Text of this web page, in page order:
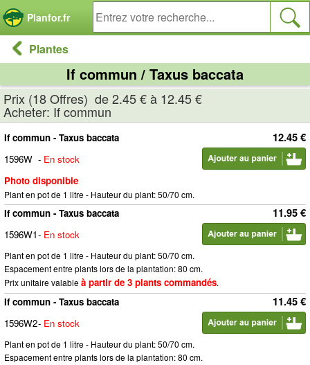
Planfor.fr
Plantes
If commun / Taxus baccata
Prix (18 Offres) de 2.45 € à 12.45 €
Acheter: If commun
12.45 €
If commun - Taxus baccata
1596W - En stock
Photo disponible
Plant en pot de 1 litre - Hauteur du plant: 50/70 cm.
11.95 €
If commun - Taxus baccata
1596W1- En stock
Plant en pot de 1 litre - Hauteur du plant: 50/70 cm.
Espacement entre plants lors de la plantation: 80 cm.
Prix unitaire valableà partir de 3 plants commandés.
11.45 €
If commun - Taxus baccata
1596W2- En stock
Plant en pot de 1 litre - Hauteur du plant: 50/70 cm.
Espacement entre plants lors de la plantation: 80 cm.
Panneau de gestion des cookies